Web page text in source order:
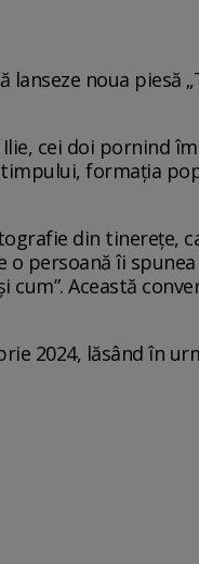
noua piesă
cei doi pornind
formația
din tinerețe,
persoană îi spunea
Această
2024, lăsând în